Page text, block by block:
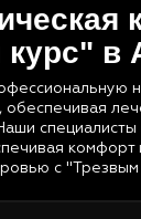
в
комфорт
с